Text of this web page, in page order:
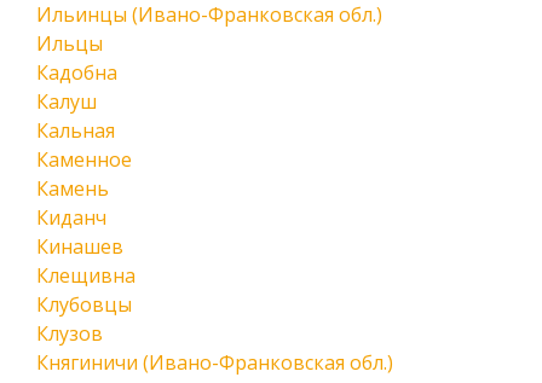
Ильинцы (Ивано-Франковская обл.)
Ильцы
Кадобна
Калуш
Кальная
Каменное
Камень
Киданч
Кинашев
Клещивна
Клубовцы
Клузов
Княгиничи (Ивано-Франковская обл.)